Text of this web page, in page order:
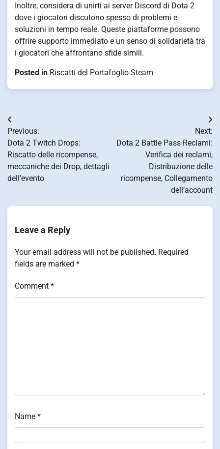
Inoltre, considera di unirti ai server Discord di Dota 2
dove i giocatori discutono spesso di problemi e
soluzioni in tempo reale. Queste piattaforme possono
offrire supporto immediato e un senso di solidarietà tra
i giocatori che affrontano sfide simili.
Posted in Riscatti del Portafoglio Steam
Post
navigation
Previous:
Dota 2 Twitch Drops:
Riscatto delle ricompense,
meccaniche dei Drop, dettagli
dell’evento
Next:
Dota 2 Battle Pass Reclami:
Verifica dei reclami,
Distribuzione delle
ricompense, Collegamento
dell’account
Leave a Reply
Your email address will not be published. Required
fields are marked *
Comment *
Name *